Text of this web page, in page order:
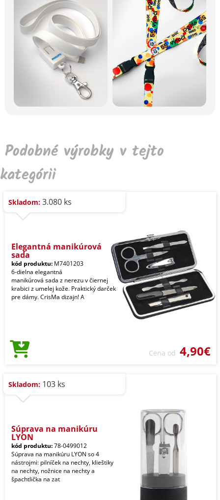
Podobné výrobky v tejto
kategórii
Skladom: 3.080 ks
Elegantná manikúrová
sada
kód produktu: M7401203
6-dielna elegantná
manikúrová sada z nerezu v čiernej
krabici z umelej kože. Praktický darček
pre dámy. CrisMa dizajn! A
Cena od 4,90€
Skladom: 103 ks
Súprava na manikúru
LYON
kód produktu:78-0499012
Súprava na manikúru LYON so 4
nástrojmi: pilníček na nechty, klieštiky
na nechty, nožnice na nechty a
špachtlička na zat